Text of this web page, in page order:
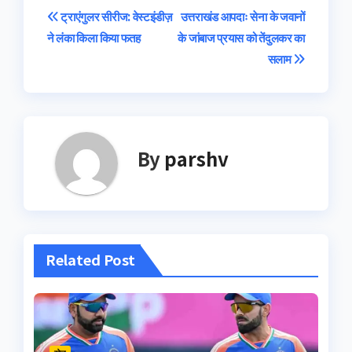
Post
navigation
उत्तराखंड आपदाः सेना के जवानों
के जांबाज प्रयास को तेंदुलकर का
सलाम
ट्राएंगुलर सीरीज: वेस्टइंडीज़
ने लंका किला किया फतह
By parshv
Related Post